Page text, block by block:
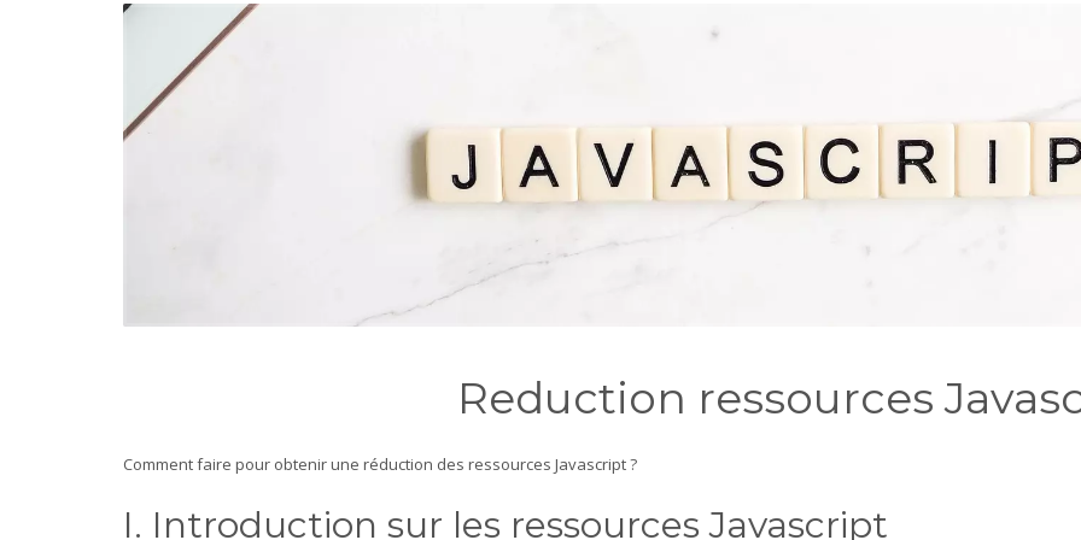
Reduction ressources
Comment faire pour obtenir une réduction des ressources Javascript ?
I. Introduction sur les ressources Javascript